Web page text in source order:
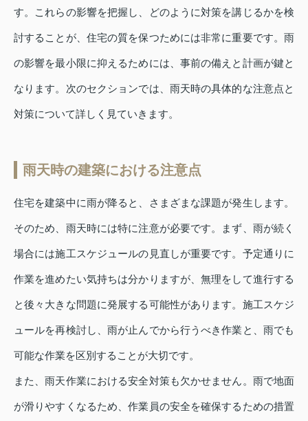
す。これらの影響を把握し、どのように対策を講じるかを検
討することが、住宅の質を保つためには非常に重要です。雨
の影響を最小限に抑えるためには、事前の備えと計画が鍵と
なります。次のセクションでは、雨天時の具体的な注意点と
対策について詳しく見ていきます。
雨天時の建築における注意点
住宅を建築中に雨が降ると、さまざまな課題が発生します。
そのため、雨天時には特に注意が必要です。まず、雨が続く
場合には施工スケジュールの見直しが重要です。予定通りに
作業を進めたい気持ちは分かりますが、無理をして進行する
と後々大きな問題に発展する可能性があります。施工スケジ
ュールを再検討し、雨が止んでから行うべき作業と、雨でも
可能な作業を区別することが大切です。
また、雨天作業における安全対策も欠かせません。雨で地面
が滑りやすくなるため、作業員の安全を確保するための措置